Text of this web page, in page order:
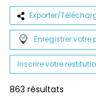
Exporter/
Enregistrer votre
Inscrire votre
863 résultats